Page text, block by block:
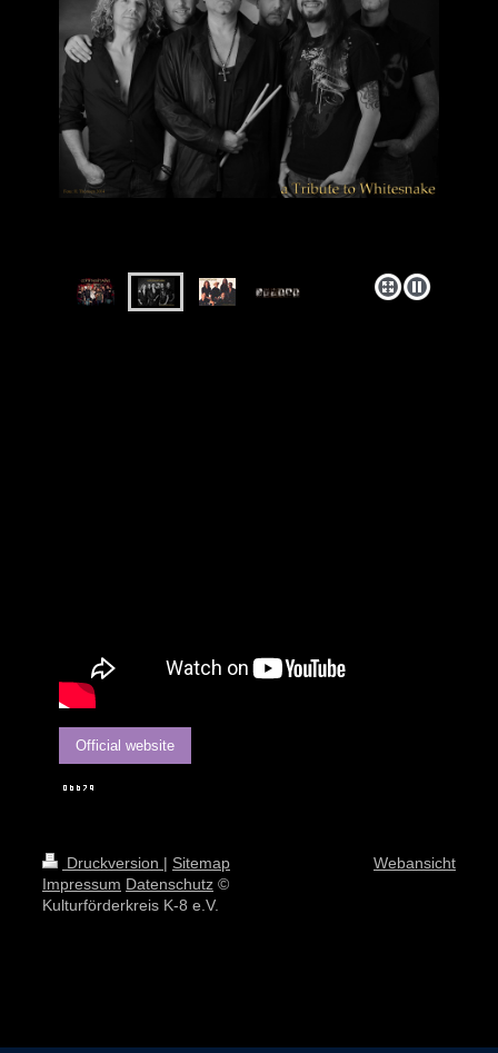
Official website
Druckversion | Sitemap
Impressum Datenschutz ©
Kulturförderkreis K-8 e.V.
Webansicht